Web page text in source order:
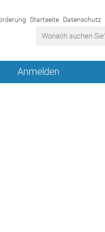
Startseite Datenschutz
Anmelden